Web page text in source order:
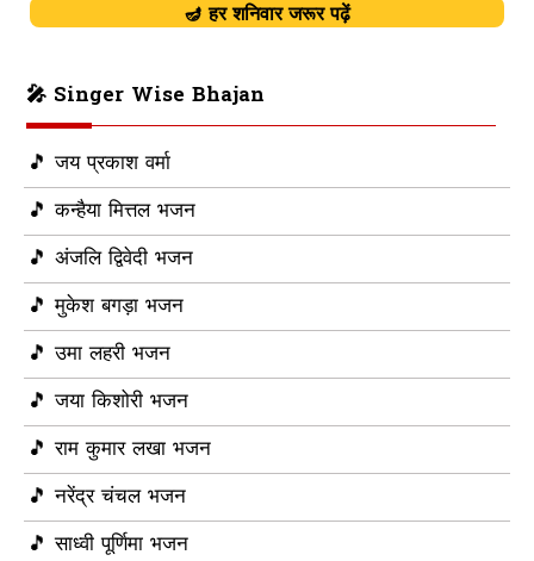
🪔 हर शनिवार जरूर पढ़ें
🎤 Singer Wise Bhajan
🎵 जय प्रकाश वर्मा
🎵 कन्हैया मित्तल भजन
🎵 अंजलि द्विवेदी भजन
🎵 मुकेश बगड़ा भजन
🎵 उमा लहरी भजन
🎵 जया किशोरी भजन
🎵 राम कुमार लखा भजन
🎵 नरेंद्र चंचल भजन
🎵 साध्वी पूर्णिमा भजन